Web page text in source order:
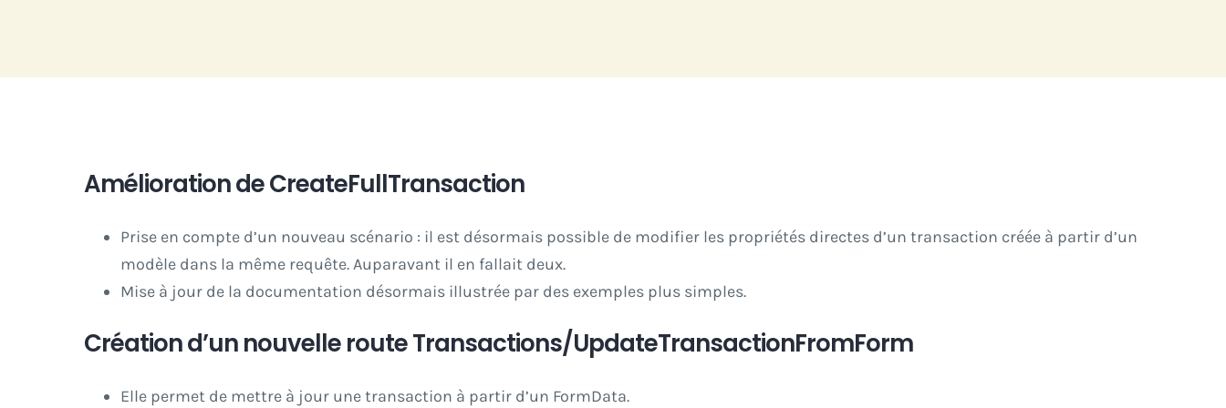
Amélioration de CreateFullTransaction
Prise en compte d’un nouveau scénario : il est désormais possible de modifier les propriétés directes d’un transaction créée à partir d’un
modèle dans la même requête. Auparavant il en fallait deux.
Mise à jour de la documentation désormais illustrée par des exemples plus simples.
Création d’un nouvelle route Transactions/UpdateTransactionFromForm
Elle permet de mettre à jour une transaction à partir d’un FormData.